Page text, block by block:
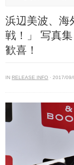
浜辺美波、海
戦！」 写真
歓喜！
IN RELEASE INFO · 2017/09/